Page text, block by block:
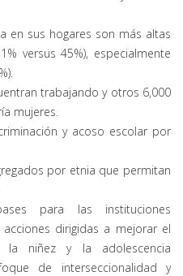
en sus hogares son más altas
versus 45%), especialmente
trabajando y otros 6,000
mujeres.
y acoso escolar por
por etnia que permitan
para las instituciones
dirigidas a mejorar el
niñez y la adolescencia
de interseccionalidad y